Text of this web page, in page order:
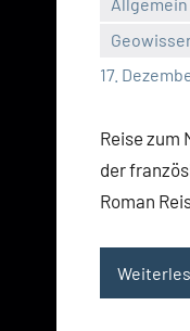
17.
Reise zum
der
Roman